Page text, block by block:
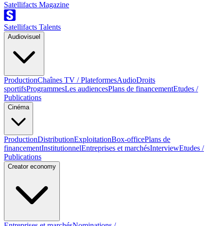
Satellifacts Magazine
Satellifacts Talents
Audiovisuel
ProductionChaînes TV / PlateformesAudioDroits
sportifsProgrammesLes audiencesPlans de financementEtudes /
Publications
Cinéma
ProductionDistributionExploitationBox-officePlans de
financementInstitutionnelEntreprises et marchésInterviewEtudes /
Publications
Creator economy